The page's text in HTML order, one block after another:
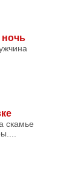
ночь
скамье